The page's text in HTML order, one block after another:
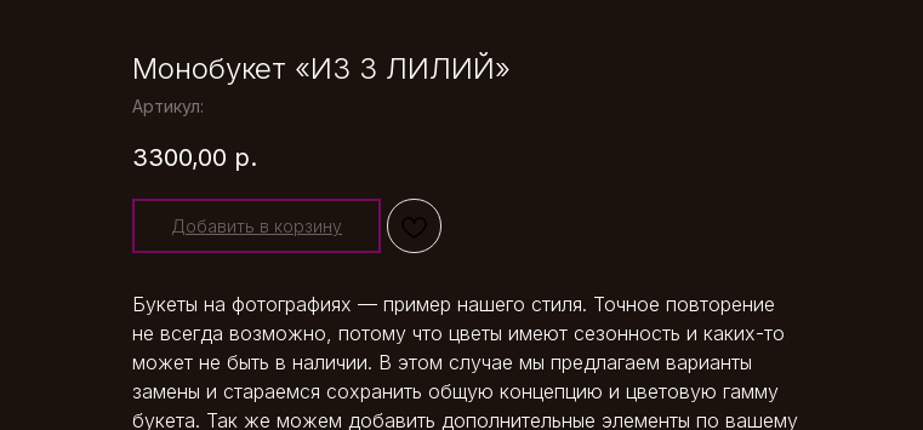
Монобукет «ИЗ 3 ЛИЛИЙ»
Артикул:
3300,00 р.
Добавить в корзину
Букеты на фотографиях — пример нашего стиля. Точное повторение
не всегда возможно, потому что цветы имеют сезонность и каких-то
может не быть в наличии. В этом случае мы предлагаем варианты
замены и стараемся сохранить общую концепцию и цветовую гамму
букета. Так же можем добавить дополнительные элементы по вашему